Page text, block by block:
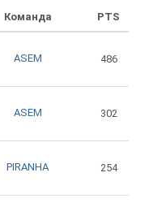
Команда PTS
ASEM 486
ASEM 302
PIRANHA 254